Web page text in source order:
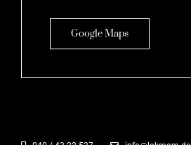
Google Maps